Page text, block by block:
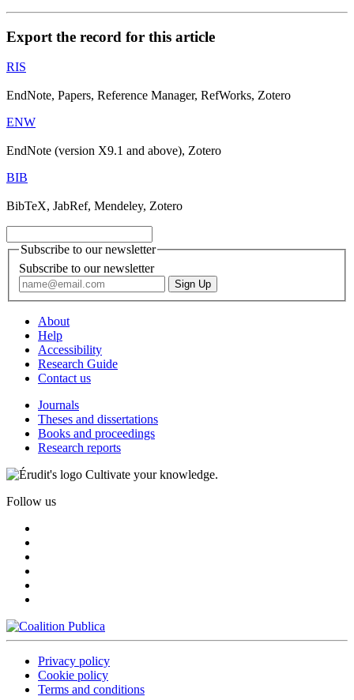
Export the record for this article
RIS
EndNote, Papers, Reference Manager, RefWorks, Zotero
ENW
EndNote (version X9.1 and above), Zotero
BIB
BibTeX, JabRef, Mendeley, Zotero
Subscribe to our newsletter
Subscribe to our newsletter
About
Help
Accessibility
Research Guide
Contact us
Journals
Theses and dissertations
Books and proceedings
Research reports
Cultivate your knowledge.
Follow us
Privacy policy
Cookie policy
Terms and conditions